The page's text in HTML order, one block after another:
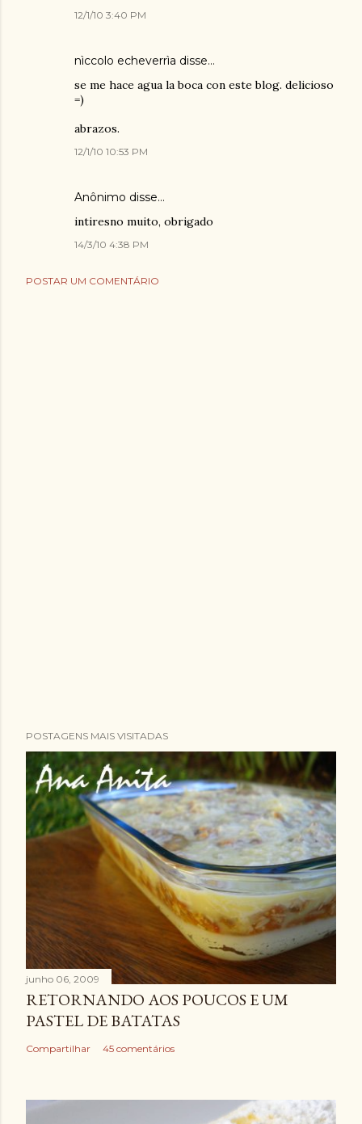
12/1/10 3:40 PM
nìccolo echeverrìa disse…
se me hace agua la boca con este blog. delicioso
=)
abrazos.
12/1/10 10:53 PM
Anônimo disse…
intiresno muito, obrigado
14/3/10 4:38 PM
POSTAR UM COMENTÁRIO
POSTAGENS MAIS VISITADAS
junho 06, 2009
RETORNANDO AOS POUCOS E UM
PASTEL DE BATATAS
Compartilhar 45 comentários